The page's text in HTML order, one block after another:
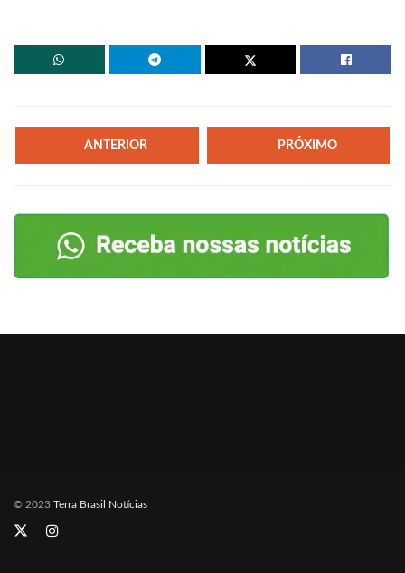
ANTERIOR PRÓXIMO
© 2023 Terra Brasil Notícias